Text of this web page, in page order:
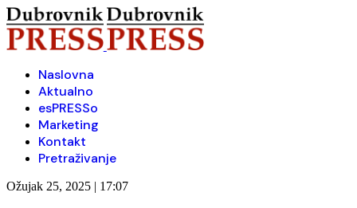
Naslovna
Aktualno
esPRESSo
Marketing
Kontakt
Pretraživanje
Ožujak 25, 2025 | 17:07